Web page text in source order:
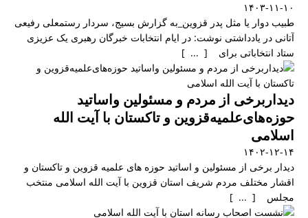
۱۴۰۳-۱۱-۱۰
طبیب دوار یا مثل پدر قزوین_به گزارش بسیج، سردار رستمعلی رفیعی
آتانی در یادداشتی نوشت: در ایام انتخابات خبرگان رهبری یک عزیزی
ستاد انتخاباتی برای [ ... ]
دیداربرخی از مردم و مسئولین واساتید
حوزه‌های‌علمیه‌قزوین و تاکستان با آیت الله
اسلامی
۱۴۰۲-۱۲-۱۴
دیدار برخی از مسئولین و اساتید حوزه های علمیه قزوین و تاکستان و
اقشار مختلف مردم شریف استان قزوین با آیت الله اسلامی منتخب
مجلس [ ... ]